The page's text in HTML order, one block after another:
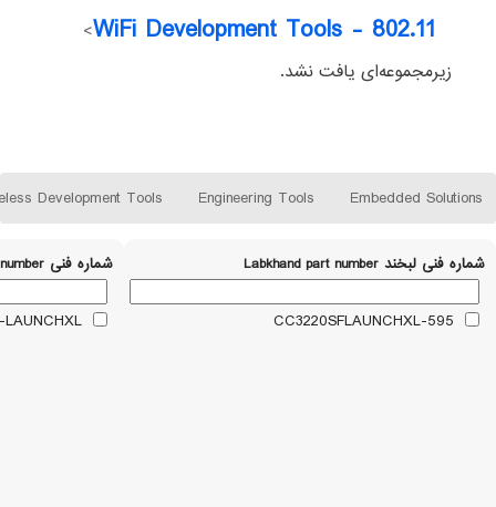
WiFi Development Tools - 802.11
>
زیرمجموعه‌ای یافت نشد.
Embedded Solutions
Engineering Tools
Development Tools
شماره فنی لبخند Labkhand part number شماره فنی Part number